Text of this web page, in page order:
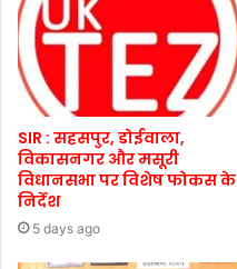
SIR : सहसपुर, डोईवाला,
विकासनगर और मसूरी
विधानसभा पर विशेष फोकस के
निर्देश
5 days ago